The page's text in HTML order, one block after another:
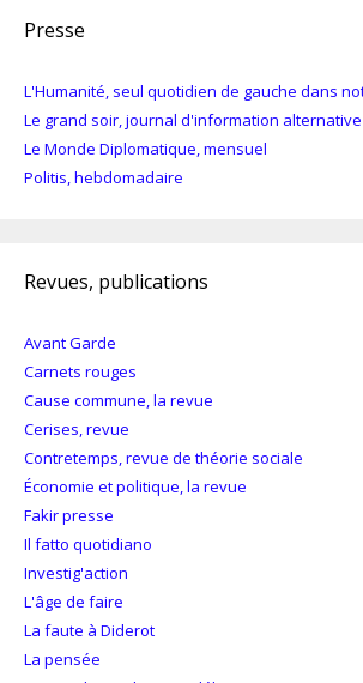
Presse
L'Humanité, seul quotidien de gauche dans
Le grand soir, journal d'information alternative
Le Monde Diplomatique, mensuel
Politis, hebdomadaire
Revues, publications
Avant Garde
Carnets rouges
Cause commune, la revue
Cerises, revue
Contretemps, revue de théorie sociale
Économie et politique, la revue
Fakir presse
Il fatto quotidiano
Investig'action
L'âge de faire
La faute à Diderot
La pensée